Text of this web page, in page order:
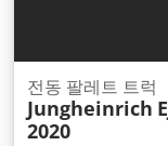
전동 팔레트 트럭
Jungheinrich
2020